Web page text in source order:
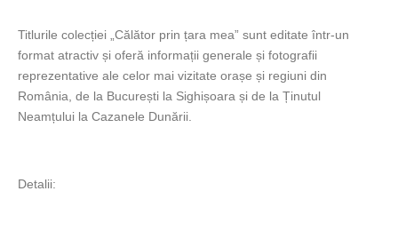
Titlurile colecției „Călător prin țara mea” sunt editate într-un
format atractiv și oferă informații generale și fotografii
reprezentative ale celor mai vizitate orașe și regiuni din
România, de la București la Sighișoara și de la Ținutul
Neamțului la Cazanele Dunării.
Detalii: